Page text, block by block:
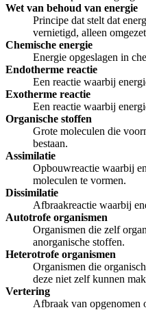
Wet van behoud van energie
Principe dat stelt dat
vernietigd, alleen
Chemische energie
Energie opgeslagen in
Endotherme reactie
Een reactie waarbij
Exotherme reactie
Een reactie waarbij
Organische stoffen
Grote moleculen die
bestaan.
Assimilatie
Opbouwreactie waarbij
moleculen te vormen.
Dissimilatie
Afbraakreactie waarbij
Autotrofe organismen
Organismen die zelf
anorganische stoffen.
Heterotrofe organismen
Organismen die
deze niet zelf kunnen
Vertering
Afbraak van opgenomen